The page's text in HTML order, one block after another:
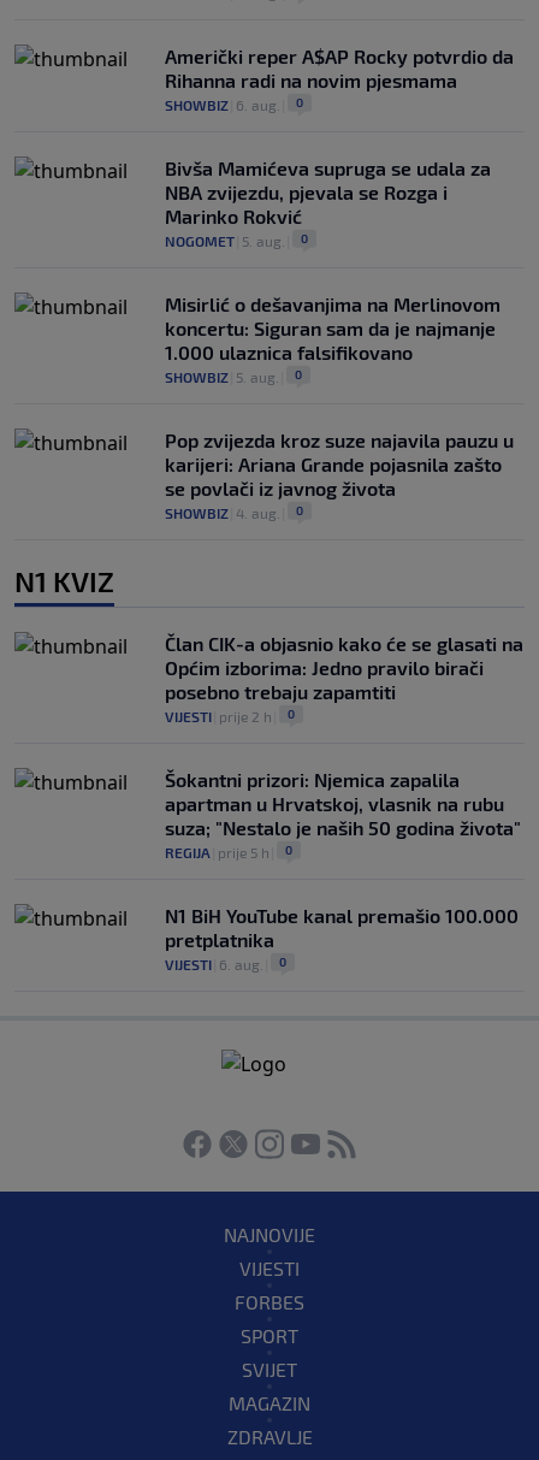
Američki reper A$AP Rocky potvrdio da
Rihanna radi na novim pjesmama
SHOWBIZ 6. aug. 0
Bivša Mamićeva supruga se udala za
NBA zvijezdu, pjevala se Rozga i
Marinko Rokvić
NOGOMET 5. aug. 0
Misirlić o dešavanjima na Merlinovom
koncertu: Siguran sam da je najmanje
1.000 ulaznica falsifikovano
SHOWBIZ 5. aug. 0
Pop zvijezda kroz suze najavila pauzu u
karijeri: Ariana Grande pojasnila zašto
se povlači iz javnog života
SHOWBIZ 4. aug. 0
N1 KVIZ
Član CIK-a objasnio kako će se glasati na
Općim izborima: Jedno pravilo birači
posebno trebaju zapamtiti
VIJESTI prije 2 h 0
Šokantni prizori: Njemica zapalila
apartman u Hrvatskoj, vlasnik na rubu
suza; "Nestalo je naših 50 godina života"
REGIJA prije 5 h 0
N1 BiH YouTube kanal premašio 100.000
pretplatnika
VIJESTI 6. aug. 0
NAJNOVIJE
VIJESTI
FORBES
SPORT
SVIJET
MAGAZIN
ZDRAVLJE